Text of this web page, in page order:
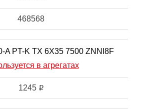
468568
A PT-K TX 6X35 7500 ZNNI8F
в агрегатах
1245 i